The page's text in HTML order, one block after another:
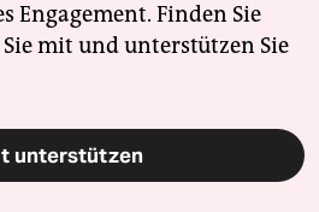
Engagement. Finden Sie
mit und unterstützen Sie
unterstützen